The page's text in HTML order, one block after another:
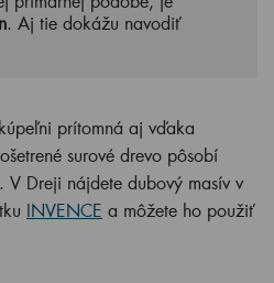
. Aj tie dokážu navodiť
prítomná aj vďaka
surové drevo pôsobí
V Dreji nájdete dubový masív v
INVENCE a môžete ho použiť